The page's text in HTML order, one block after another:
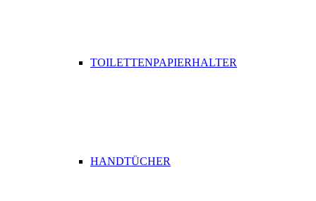
TOILETTENPAPIERHALTER
HANDTÜCHER